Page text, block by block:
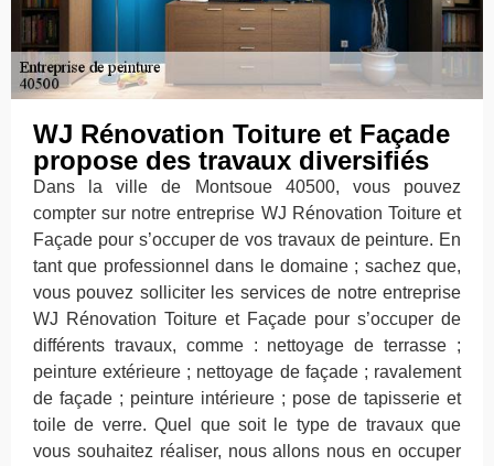
WJ Rénovation Toiture et Façade
propose des travaux diversifiés
Dans la ville de Montsoue 40500, vous pouvez
compter sur notre entreprise WJ Rénovation Toiture et
Façade pour s’occuper de vos travaux de peinture. En
tant que professionnel dans le domaine ; sachez que,
vous pouvez solliciter les services de notre entreprise
WJ Rénovation Toiture et Façade pour s’occuper de
différents travaux, comme : nettoyage de terrasse ;
peinture extérieure ; nettoyage de façade ; ravalement
de façade ; peinture intérieure ; pose de tapisserie et
toile de verre. Quel que soit le type de travaux que
vous souhaitez réaliser, nous allons nous en occuper